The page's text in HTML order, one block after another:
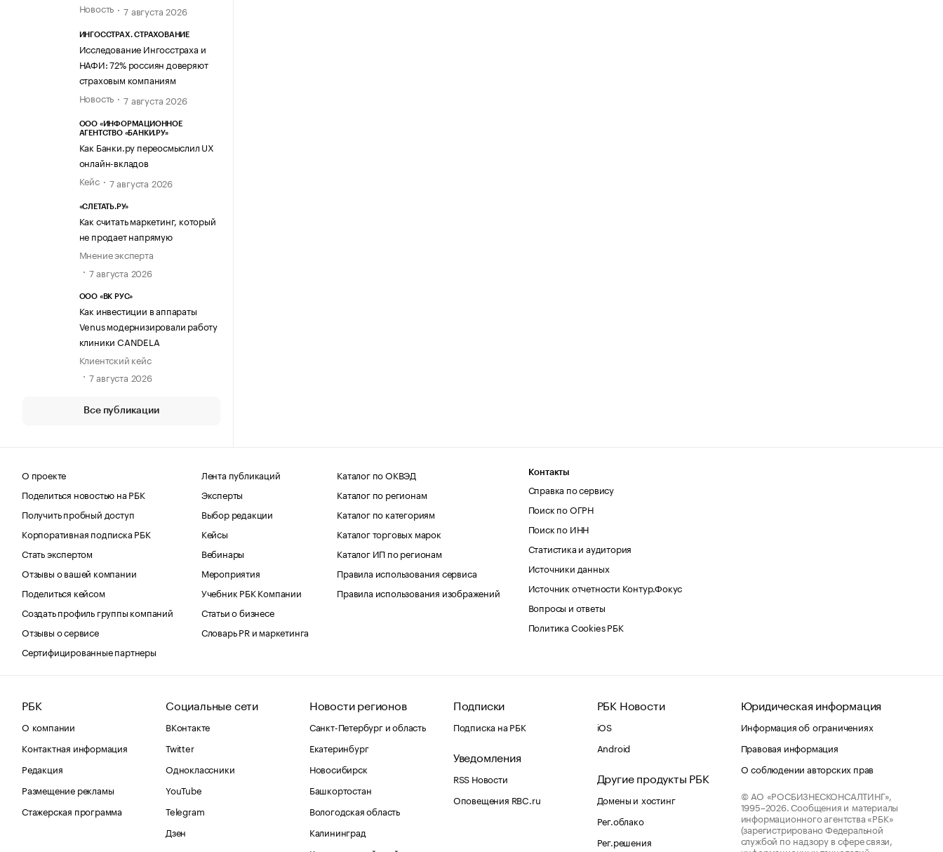
Новость
7 августа 2026
ИНГОССТРАХ. СТРАХОВАНИЕ
Исследование Ингосстраха и
НАФИ: 72% россиян доверяют
страховым компаниям
Новость
7 августа 2026
ООО «ИНФОРМАЦИОННОЕ
АГЕНТСТВО «БАНКИ.РУ»
Как Банки.ру переосмыслил UX
онлайн-вкладов
Кейс
7 августа 2026
«СЛЕТАТЬ.РУ»
Как считать маркетинг, который
не продает напрямую
Мнение эксперта
7 августа 2026
ООО «ВК РУС»
Как инвестиции в аппараты
Venus модернизировали работу
клиники CANDELA
Клиентский кейс
7 августа 2026
Все публикации
О проекте
Поделиться новостью на РБК
Получить пробный доступ
Корпоративная подписка РБК
Стать экспертом
Отзывы о вашей компании
Поделиться кейсом
Создать профиль группы компаний
Отзывы о сервисе
Сертифицированные партнеры
Лента публикаций
Эксперты
Выбор редакции
Кейсы
Вебинары
Мероприятия
Учебник РБК Компании
Статьи о бизнесе
Словарь PR и маркетинга
Каталог по ОКВЭД
Каталог по регионам
Каталог по категориям
Каталог торговых марок
Каталог ИП по регионам
Правила использования сервиса
Правила использования изображений
Контакты
Справка по сервису
Поиск по ОГРН
Поиск по ИНН
Статистика и аудитория
Источники данных
Источник отчетности Контур.Фокус
Вопросы и ответы
Политика Cookies РБК
РБК
О компании
Контактная информация
Редакция
Размещение рекламы
Стажерская программа
Социальные сети
ВКонтакте
Twitter
Одноклассники
YouTube
Telegram
Дзен
Новости регионов
Санкт-Петербург и область
Екатеринбург
Новосибирск
Башкортостан
Вологодская область
Калининград
Подписки
Подписка на РБК
Уведомления
RSS Новости
Оповещения RBC.ru
РБК Новости
iOS
Android
Другие продукты РБК
Домены и хостинг
Рег.облако
Рег.решения
Юридическая информация
Информация об ограничениях
Правовая информация
О соблюдении авторских прав
© АО «РОСБИЗНЕСКОНСАЛТИНГ»,
1995–2026. Сообщения и материалы
информационного агентства «РБК»
(зарегистрировано Федеральной
службой по надзору в сфере связи,